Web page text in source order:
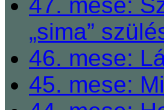
47. mese:
„sima”
46. mese:
45. mese: